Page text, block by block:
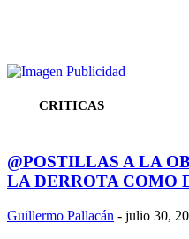
CRITICAS
@POSTILLAS A LA
LA DERROTA COMO
Guillermo Pallacán - julio 30,